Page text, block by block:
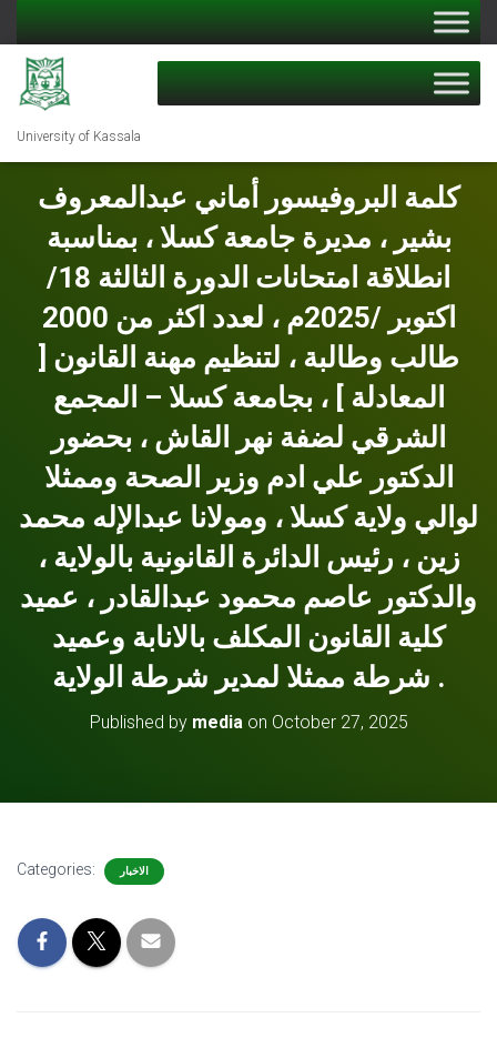
University of Kassala
كلمة البروفيسور أماني عبدالمعروف
بشير ، مديرة جامعة كسلا ، بمناسبة
انطلاقة امتحانات الدورة الثالثة 18/
اكتوبر /2025م ، لعدد اكثر من 2000
طالب وطالبة ، لتنظيم مهنة القانون [
المعادلة ] ، بجامعة كسلا – المجمع
الشرقي لضفة نهر القاش ، بحضور
الدكتور علي ادم وزير الصحة وممثلا
لوالي ولاية كسلا ، ومولانا عبدالإله محمد
زين ، رئيس الدائرة القانونية بالولاية ،
والدكتور عاصم محمود عبدالقادر ، عميد
كلية القانون المكلف بالانابة وعميد
شرطة ممثلا لمدير شرطة الولاية .
Published by mediaon October 27, 2025
Categories: الاخبار